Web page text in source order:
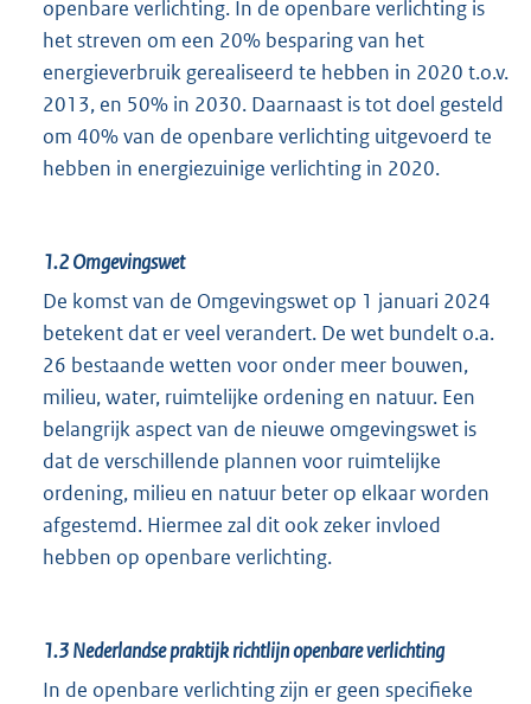
openbare verlichting. In de openbare verlichting is
het streven om een 20% besparing van het
energieverbruik gerealiseerd te hebben in 2020 t.o.v.
2013, en 50% in 2030. Daarnaast is tot doel gesteld
om 40% van de openbare verlichting uitgevoerd te
hebben in energiezuinige verlichting in 2020.
1.2Omgevingswet
De komst van de Omgevingswet op 1 januari 2024
betekent dat er veel verandert. De wet bundelt o.a.
26 bestaande wetten voor onder meer bouwen,
milieu, water, ruimtelijke ordening en natuur. Een
belangrijk aspect van de nieuwe omgevingswet is
dat de verschillende plannen voor ruimtelijke
ordening, milieu en natuur beter op elkaar worden
afgestemd. Hiermee zal dit ook zeker invloed
hebben op openbare verlichting.
1.3Nederlandse praktijk richtlijn openbare verlichting
In de openbare verlichting zijn er geen specifieke